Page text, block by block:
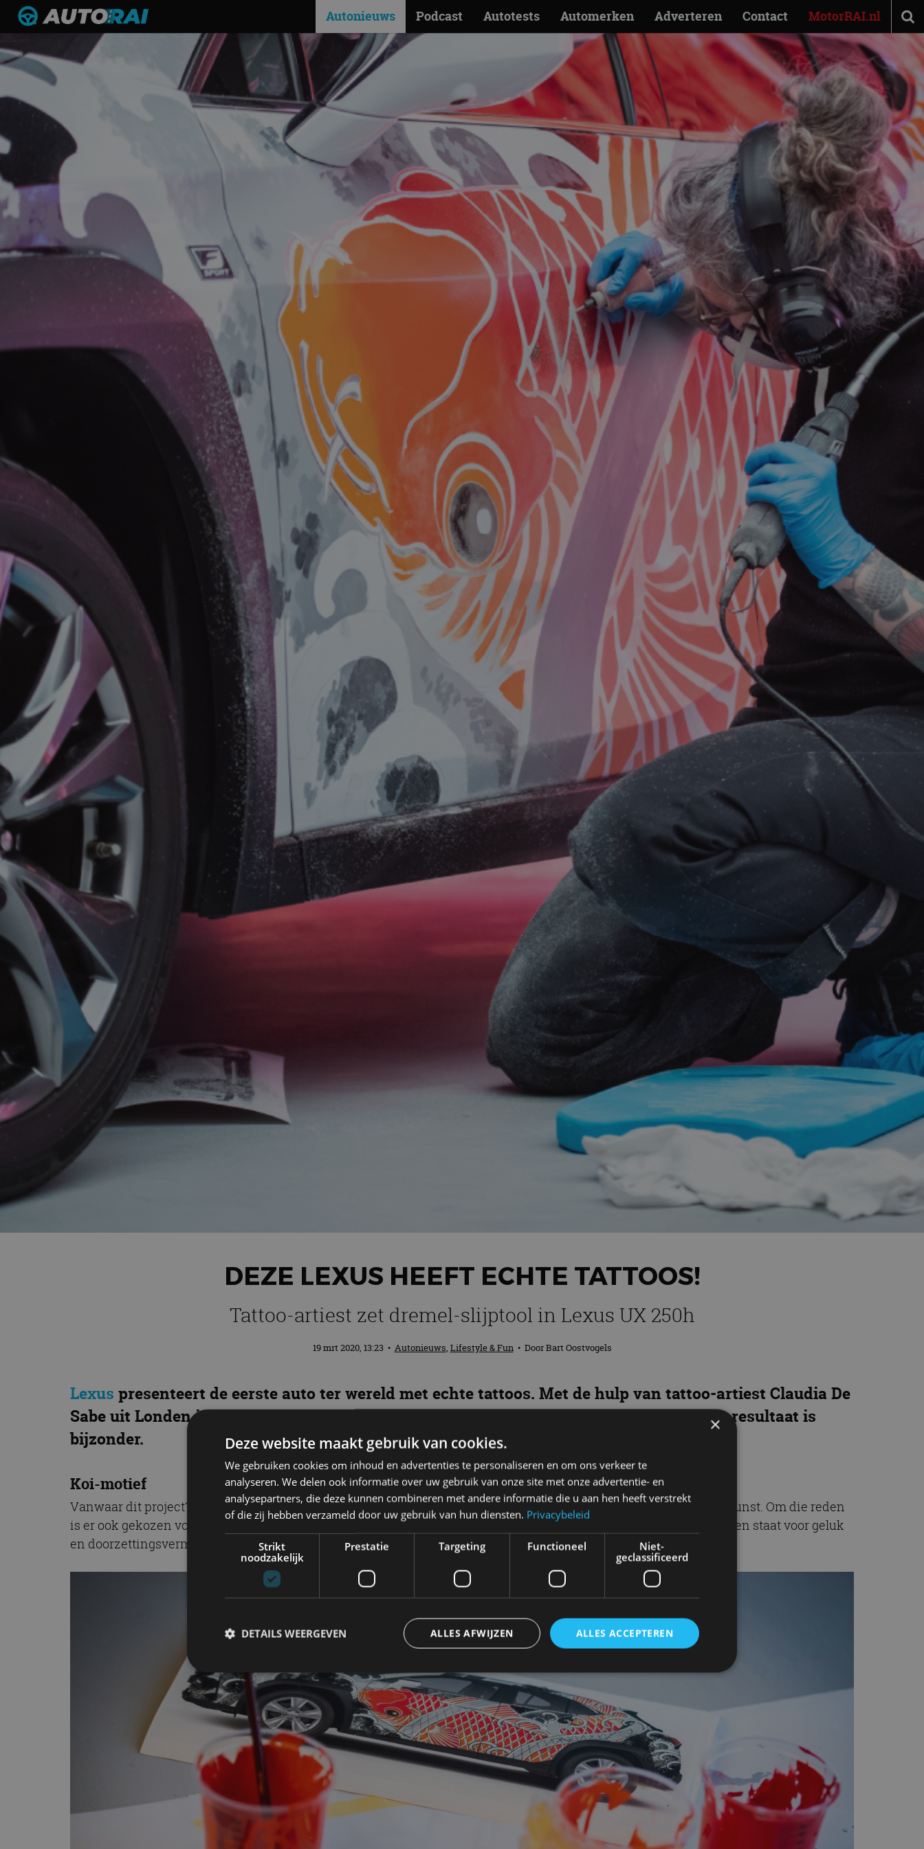
Autonieuws Podcast Autotests Automerken Adverteren Contact MotorRAI.nl
DEZE LEXUS HEEFT ECHTE TATTOOS!
Tattoo-artiest zet dremel-slijptool in Lexus UX 250h
19 mrt 2020, 13:23 • Autonieuws, Lifestyle & Fun• DoorBart Oostvogels
Lexus presenteert de eerste auto ter wereld met echte tattoos. Met de hulp van tattoo-artiest Claudia De
Sabe uit Londen isdeze Lexus UX 250h in F Sport-outfitvan echte tattoos voorzien. Het resultaat is
bijzonder.
Koi-motief
Vanwaar dit project? Volgens Lexus is dit kunstproject een eerbetoon aan vakmanschap en traditionele Japanse kunst. Om die reden
is er ook gekozen voor het motief van de koikarper. Het koi-motief vaker gebruikt in de traditionele Japanse kunst en staat voor geluk
en doorzettingsvermogen.
×
Deze website maakt gebruik van cookies.
We gebruiken cookies om inhoud en advertenties te personaliseren en om ons verkeer te
analyseren. We delen ook informatie over uw gebruik van onze site met onze advertentie- en
analysepartners, die deze kunnen combineren met andere informatie die u aan hen heeft verstrekt
of die zij hebben verzameld door uw gebruik van hun diensten. Privacybeleid
Strikt
noodzakelijk
Prestatie Targeting Functioneel
Niet-
geclassificeerd
ALLES ACCEPTEREN
ALLES AFWIJZEN
DETAILS WEERGEVEN
Strikt noodzakelijk Prestatie Targeting Functioneel Niet-geclassificeerd
Strikt noodzakelijke cookies maken de kernfunctionaliteiten van de website mogelijk, zoals gebruikersaanmelding en
accountbeheer. De website kan niet goed worden gebruikt zonder de strikt noodzakelijke cookies.
Aanbieder/
Domein
Vervaldatum Omschrijving
Cloudflare,
Deze cookie wordt gebruikt door de CloudFlare-service om
vertrouwd webverkeer te identificeren en alle
beveiligingsbeperkingen op basis van het IP-adres van de bezoeker
te omzeilen. Het is essentieel voor het ondersteunen van de
veiligheid van een website functies en in het bieden van
bescherming tegen kwaadaardige bezoekers.